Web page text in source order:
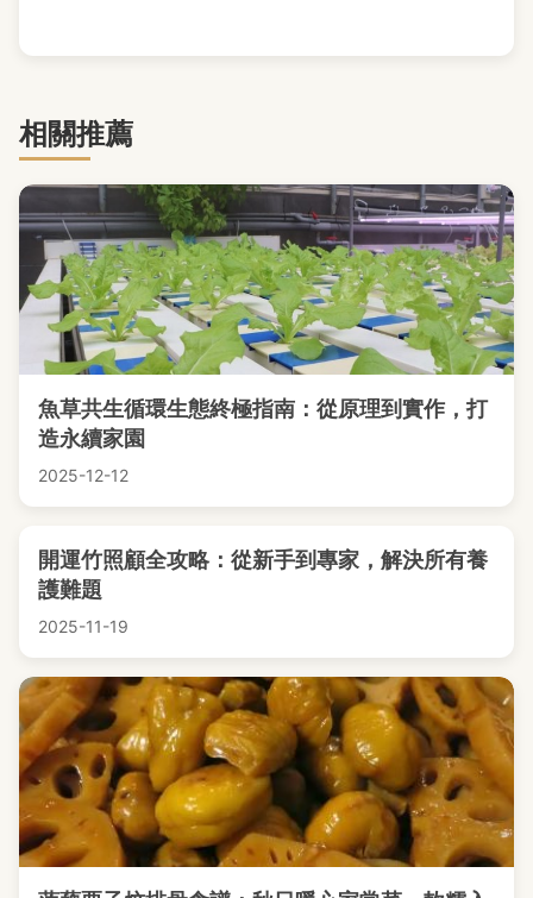
相關推薦
魚草共生循環生態終極指南：從原理到實作，打
造永續家園
2025-12-12
開運竹照顧全攻略：從新手到專家，解決所有養
護難題
2025-11-19